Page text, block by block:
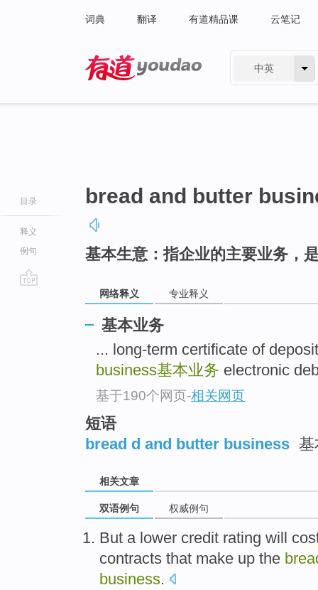
词典 翻译 有道精品课 云笔记
中英
目录
释义
例句
bread and butter
基本生意：指企业的主要业务，
网络释义 专业释义
基本业务
... long-term certificate of
business基本业务 electronic
基于190个网页-相关网页
短语
bread d and butter business
相关文章
双语例句 权威例句
But a lower credit rating will
contracts that make up the
business.